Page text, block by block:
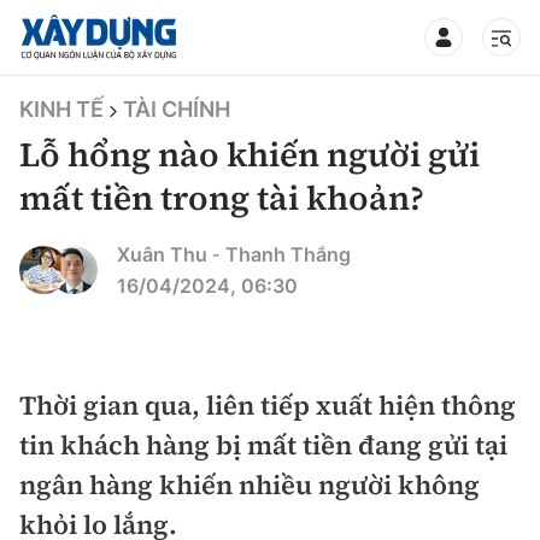
TIN BỘ XÂY DỰNG
CHUYÊN MỤC
Chính trị
Xã hội
Xây dựng
Chỉ đạo điều hành
Giao thông
KINH TẾ TÀI CHÍNH
Lỗ hổng nào khiến người gửi
mất tiền trong tài khoản?
Xuân Thu - Thanh Thắng
16/04/2024, 06:30
Thời gian qua, liên tiếp xuất hiện thông
tin khách hàng bị mất tiền đang gửi tại
ngân hàng khiến nhiều người không
khỏi lo lắng.